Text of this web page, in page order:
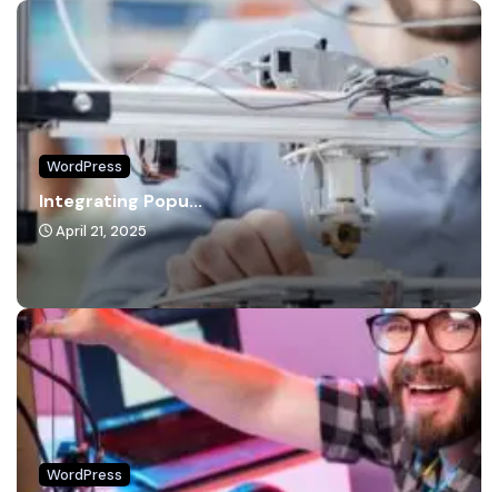
WordPress
Integrating Popu...
April 21, 2025
WordPress